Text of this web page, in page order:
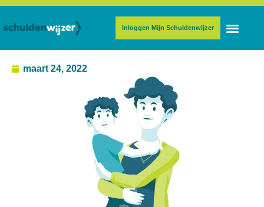
Inloggen Mijn Schuldenwijzer
maart 24, 2022